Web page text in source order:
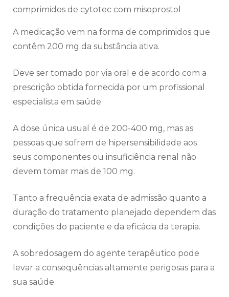
comprimidos de cytotec com misoprostol
A medicação vem na forma de comprimidos que
contêm 200 mg da substância ativa.
Deve ser tomado por via oral e de acordo com a
prescrição obtida fornecida por um profissional
especialista em saúde.
A dose única usual é de 200-400 mg, mas as
pessoas que sofrem de hipersensibilidade aos
seus componentes ou insuficiência renal não
devem tomar mais de 100 mg.
Tanto a frequência exata de admissão quanto a
duração do tratamento planejado dependem das
condições do paciente e da eficácia da terapia.
A sobredosagem do agente terapêutico pode
levar a consequências altamente perigosas para a
sua saúde.